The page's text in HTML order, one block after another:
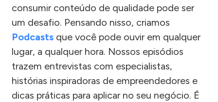
consumir conteúdo de qualidade pode ser
um desafio. Pensando nisso, criamos
Podcasts que você pode ouvir em qualquer
lugar, a qualquer hora. Nossos episódios
trazem entrevistas com especialistas,
histórias inspiradoras de empreendedores e
dicas práticas para aplicar no seu negócio. É